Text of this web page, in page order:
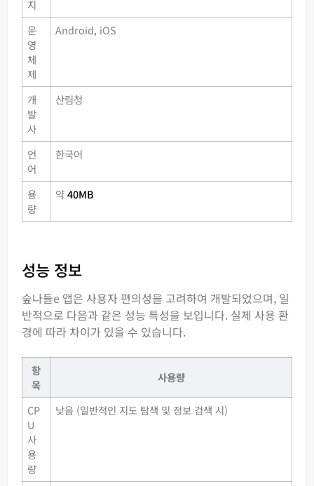
지
운
영
체
제
Android, iOS
개
발
사
산림청
언
어
한국어
용
량
약40MB
성능 정보
숲나들e 앱은 사용자 편의성을 고려하여 개발되었으며, 일
반적으로 다음과 같은 성능 특성을 보입니다. 실제 사용 환
경에 따라 차이가 있을 수 있습니다.
항
목
사용량
CP
U
사
용
량
낮음 (일반적인 지도 탐색 및 정보 검색 시)